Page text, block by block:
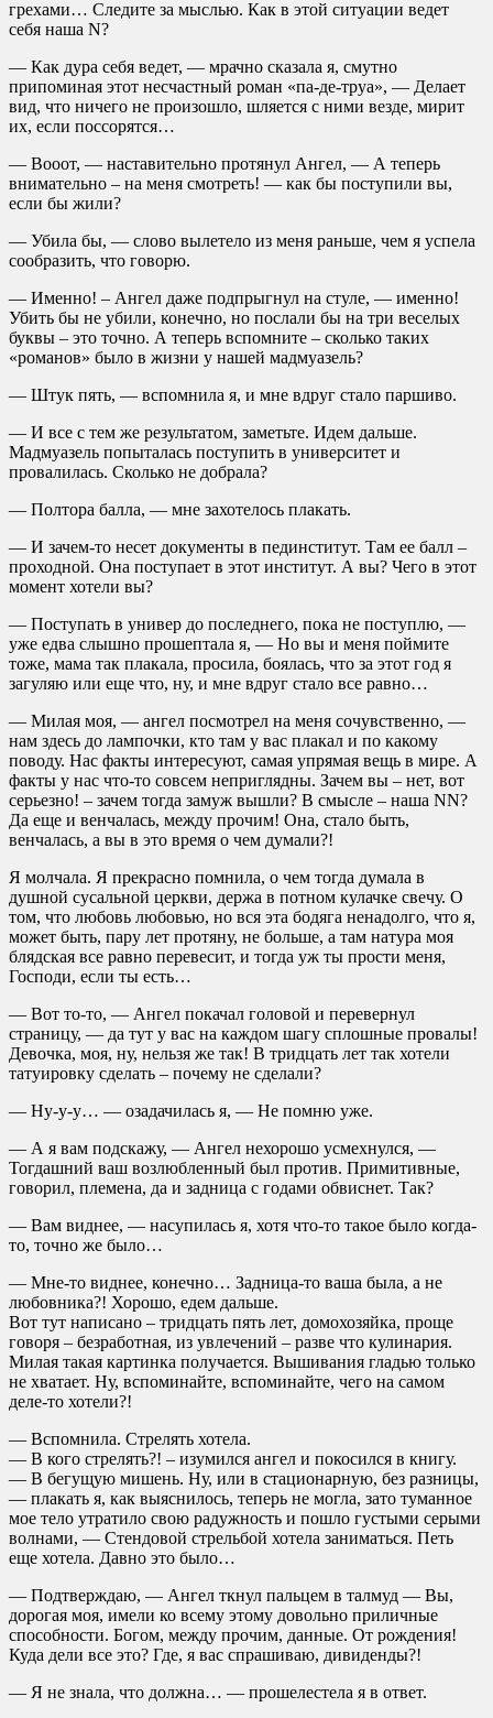
грехами… Следите за мыслью. Как в этой ситуации ведет
себя наша N?
— Как дура себя ведет, — мрачно сказала я, смутно
припоминая этот несчастный роман «па-де-труа», — Делает
вид, что ничего не произошло, шляется с ними везде, мирит
их, если поссорятся…
— Вооот, — наставительно протянул Ангел, — А теперь
внимательно – на меня смотреть! — как бы поступили вы,
если бы жили?
— Убила бы, — слово вылетело из меня раньше, чем я успела
сообразить, что говорю.
— Именно! – Ангел даже подпрыгнул на стуле, — именно!
Убить бы не убили, конечно, но послали бы на три веселых
буквы – это точно. А теперь вспомните – сколько таких
«романов» было в жизни у нашей мадмуазель?
— Штук пять, — вспомнила я, и мне вдруг стало паршиво.
— И все с тем же результатом, заметьте. Идем дальше.
Мадмуазель попыталась поступить в университет и
провалилась. Сколько не добрала?
— Полтора балла, — мне захотелось плакать.
— И зачем-то несет документы в пединститут. Там ее балл –
проходной. Она поступает в этот институт. А вы? Чего в этот
момент хотели вы?
— Поступать в универ до последнего, пока не поступлю, —
уже едва слышно прошептала я, — Но вы и меня поймите
тоже, мама так плакала, просила, боялась, что за этот год я
загуляю или еще что, ну, и мне вдруг стало все равно…
— Милая моя, — ангел посмотрел на меня сочувственно, —
нам здесь до лампочки, кто там у вас плакал и по какому
поводу. Нас факты интересуют, самая упрямая вещь в мире. А
факты у нас что-то совсем неприглядны. Зачем вы – нет, вот
серьезно! – зачем тогда замуж вышли? В смысле – наша NN?
Да еще и венчалась, между прочим! Она, стало быть,
венчалась, а вы в это время о чем думали?!
Я молчала. Я прекрасно помнила, о чем тогда думала в
душной сусальной церкви, держа в потном кулачке свечу. О
том, что любовь любовью, но вся эта бодяга ненадолго, что я,
может быть, пару лет протяну, не больше, а там натура моя
блядская все равно перевесит, и тогда уж ты прости меня,
Господи, если ты есть…
— Вот то-то, — Ангел покачал головой и перевернул
страницу, — да тут у вас на каждом шагу сплошные провалы!
Девочка, моя, ну, нельзя же так! В тридцать лет так хотели
татуировку сделать – почему не сделали?
— Ну-у-у… — озадачилась я, — Не помню уже.
— А я вам подскажу, — Ангел нехорошо усмехнулся, —
Тогдашний ваш возлюбленный был против. Примитивные,
говорил, племена, да и задница с годами обвиснет. Так?
— Вам виднее, — насупилась я, хотя что-то такое было когда-
то, точно же было…
— Мне-то виднее, конечно… Задница-то ваша была, а не
любовника?! Хорошо, едем дальше.
Вот тут написано – тридцать пять лет, домохозяйка, проще
говоря – безработная, из увлечений – разве что кулинария.
Милая такая картинка получается. Вышивания гладью только
не хватает. Ну, вспоминайте, вспоминайте, чего на самом
деле-то хотели?!
— Вспомнила. Стрелять хотела.
— В кого стрелять?! – изумился ангел и покосился в книгу.
— В бегущую мишень. Ну, или в стационарную, без разницы,
— плакать я, как выяснилось, теперь не могла, зато туманное
мое тело утратило свою радужность и пошло густыми серыми
волнами, — Стендовой стрельбой хотела заниматься. Петь
еще хотела. Давно это было…
— Подтверждаю, — Ангел ткнул пальцем в талмуд — Вы,
дорогая моя, имели ко всему этому довольно приличные
способности. Богом, между прочим, данные. От рождения!
Куда дели все это? Где, я вас спрашиваю, дивиденды?!
— Я не знала, что должна… — прошелестела я в ответ.